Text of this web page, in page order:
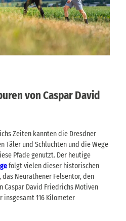
von Caspar David
Zeiten kannten die Dresdner
Täler und Schluchten und die Wege
Pfade genutzt. Der heutige
folgt vielen dieser historischen
Neurathener Felsentor, den
Caspar David Friedrichs Motiven
insgesamt 116 Kilometer